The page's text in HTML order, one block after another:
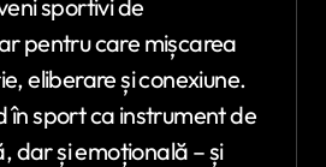
sportivi de
pentru care mișcarea
eliberare și conexiune.
în sport ca instrument de
dar și emoțională – și